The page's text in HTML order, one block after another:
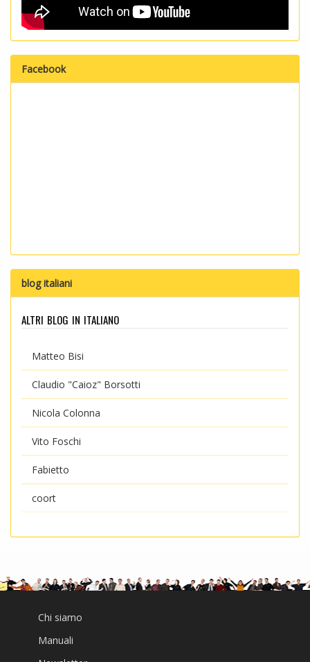
Facebook
blog italiani
altri blog in italiano
Matteo Bisi
Claudio "Caioz" Borsotti
Nicola Colonna
Vito Foschi
Fabietto
coort
Chi siamo
Manuali